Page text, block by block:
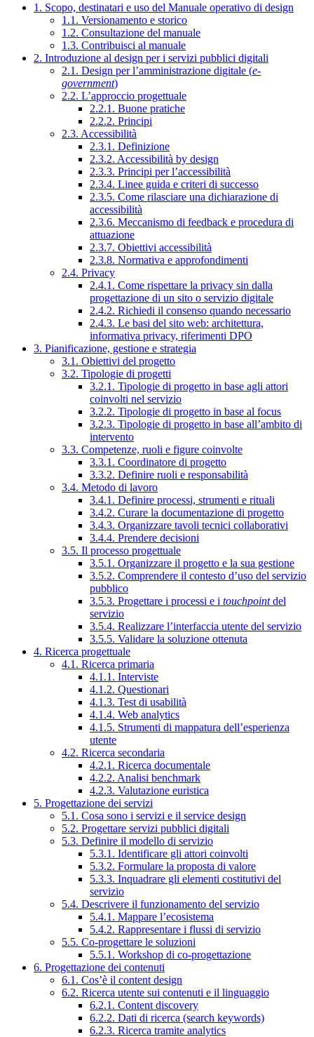
1. Scopo, destinatari e uso del Manuale operativo di design
1.1. Versionamento e storico
1.2. Consultazione del manuale
1.3. Contribuisci al manuale
2. Introduzione al design per i servizi pubblici digitali
2.1. Design per l’amministrazione digitale (e-
government)
2.2. L’approccio progettuale
2.2.1. Buone pratiche
2.2.2. Principi
2.3. Accessibilità
2.3.1. Definizione
2.3.2. Accessibilità by design
2.3.3. Principi per l’accessibilità
2.3.4. Linee guida e criteri di successo
2.3.5. Come rilasciare una dichiarazione di
accessibilità
2.3.6. Meccanismo di feedback e procedura di
attuazione
2.3.7. Obiettivi accessibilità
2.3.8. Normativa e approfondimenti
2.4. Privacy
2.4.1. Come rispettare la privacy sin dalla
progettazione di un sito o servizio digitale
2.4.2. Richiedi il consenso quando necessario
2.4.3. Le basi del sito web: architettura,
informativa privacy, riferimenti DPO
3. Pianificazione, gestione e strategia
3.1. Obiettivi del progetto
3.2. Tipologie di progetti
3.2.1. Tipologie di progetto in base agli attori
coinvolti nel servizio
3.2.2. Tipologie di progetto in base al focus
3.2.3. Tipologie di progetto in base all’ambito di
intervento
3.3. Competenze, ruoli e figure coinvolte
3.3.1. Coordinatore di progetto
3.3.2. Definire ruoli e responsabilità
3.4. Metodo di lavoro
3.4.1. Definire processi, strumenti e rituali
3.4.2. Curare la documentazione di progetto
3.4.3. Organizzare tavoli tecnici collaborativi
3.4.4. Prendere decisioni
3.5. Il processo progettuale
3.5.1. Organizzare il progetto e la sua gestione
3.5.2. Comprendere il contesto d’uso del servizio
pubblico
3.5.3. Progettare i processi e i touchpointdel
servizio
3.5.4. Realizzare l’interfaccia utente del servizio
3.5.5. Validare la soluzione ottenuta
4. Ricerca progettuale
4.1. Ricerca primaria
4.1.1. Interviste
4.1.2. Questionari
4.1.3. Test di usabilità
4.1.4. Web analytics
4.1.5. Strumenti di mappatura dell’esperienza
utente
4.2. Ricerca secondaria
4.2.1. Ricerca documentale
4.2.2. Analisi benchmark
4.2.3. Valutazione euristica
5. Progettazione dei servizi
5.1. Cosa sono i servizi e il service design
5.2. Progettare servizi pubblici digitali
5.3. Definire il modello di servizio
5.3.1. Identificare gli attori coinvolti
5.3.2. Formulare la proposta di valore
5.3.3. Inquadrare gli elementi costitutivi del
servizio
5.4. Descrivere il funzionamento del servizio
5.4.1. Mappare l’ecosistema
5.4.2. Rappresentare i flussi di servizio
5.5. Co-progettare le soluzioni
5.5.1. Workshop di co-progettazione
6. Progettazione dei contenuti
6.1. Cos’è il content design
6.2. Ricerca utente sui contenuti e il linguaggio
6.2.1. Content discovery
6.2.2. Dati di ricerca (search keywords)
6.2.3. Ricerca tramite analytics